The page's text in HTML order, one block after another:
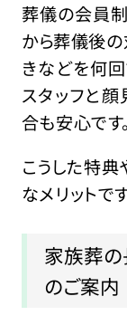
葬儀の会員
から葬儀後
きなどを何
スタッフと
合も安心です。
こうした特
なメリットです
家族葬
のご案内